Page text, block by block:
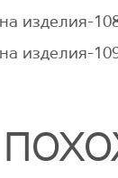
изделия-
изделия-